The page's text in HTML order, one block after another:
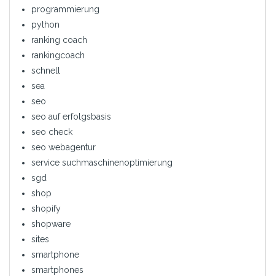
programmierung
python
ranking coach
rankingcoach
schnell
sea
seo
seo auf erfolgsbasis
seo check
seo webagentur
service suchmaschinenoptimierung
sgd
shop
shopify
shopware
sites
smartphone
smartphones